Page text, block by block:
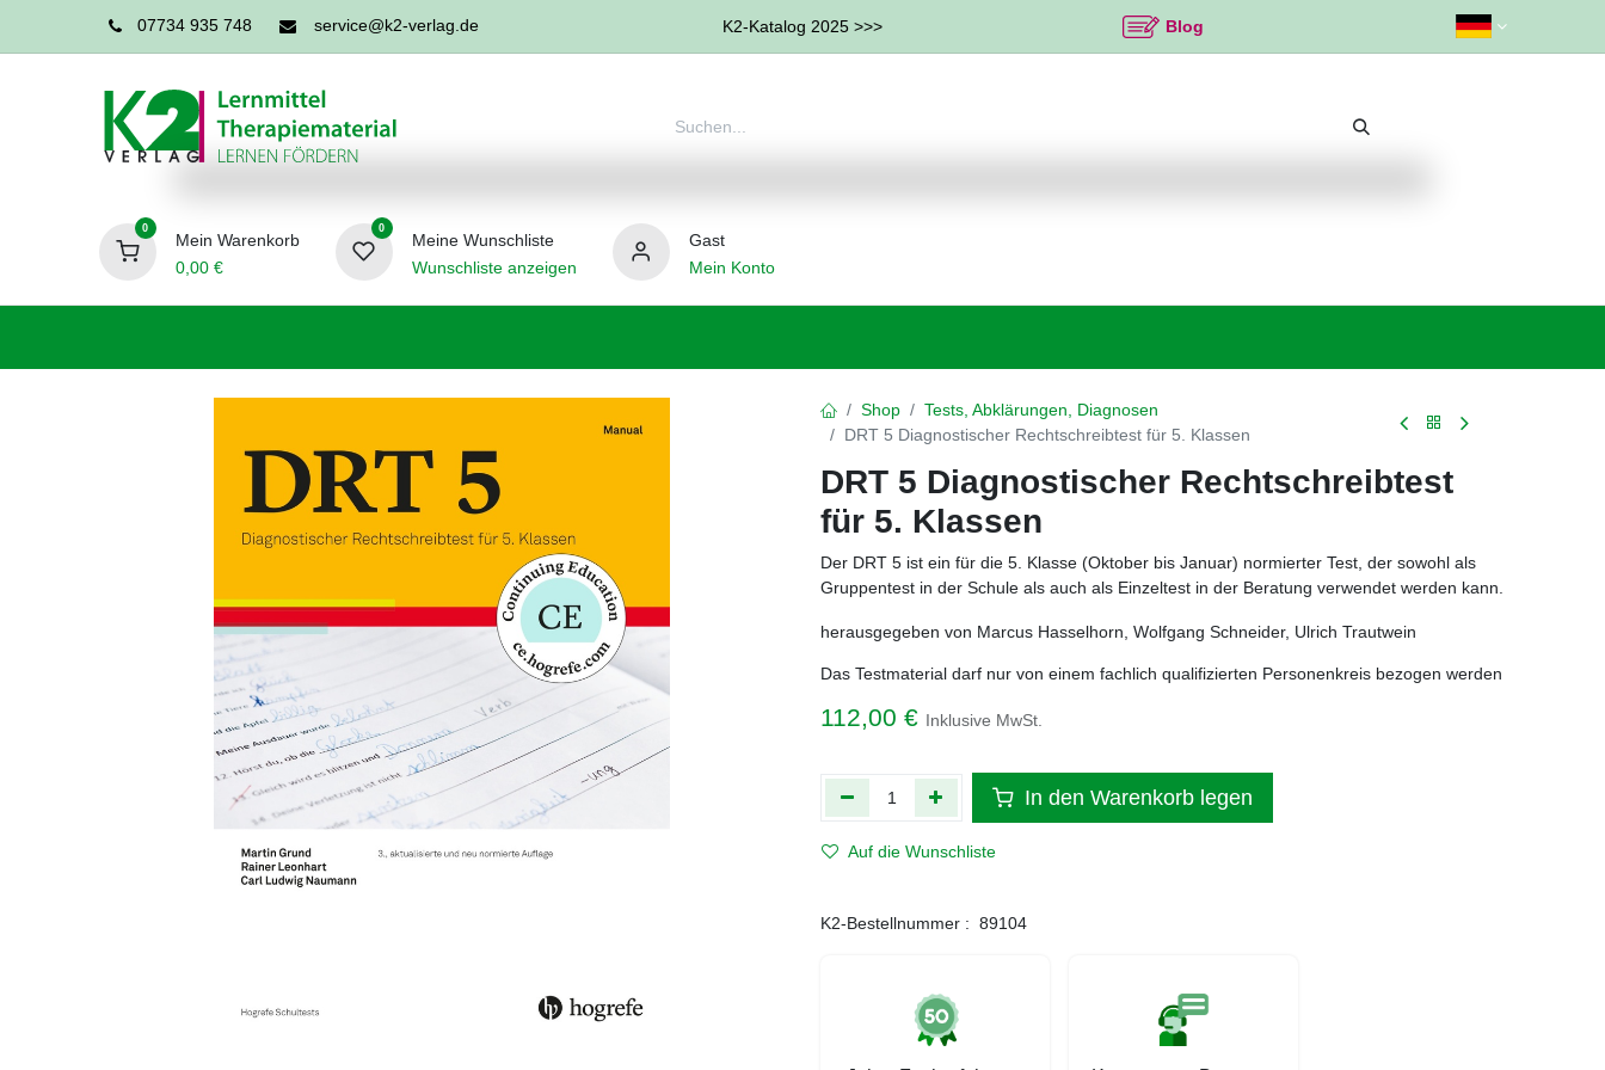
07734 935 748 service@k2-verlag.de K2-Katalog 2025 >>> Blog
0
Mein Warenkorb
0,00€
0
Meine Wunschliste
Wunschliste anzeigen
Gast
Mein Konto
Shop
Tests, Abklärungen, Diagnosen
DRT 5 Diagnostischer Rechtschreibtest für 5. Klassen
DRT 5 Diagnostischer Rechtschreibtest
für 5. Klassen
Der DRT 5 ist ein für die 5. Klasse (Oktober bis Januar) normierter Test, der sowohl als
Gruppentest in der Schule als auch als Einzeltest in der Beratung verwendet werden kann.
herausgegeben von Marcus Hasselhorn, Wolfgang Schneider, Ulrich Trautwein
Das Testmaterial darf nur von einem fachlich qualifizierten Personenkreis bezogen werden
112,00 € Inklusive MwSt.
In den Warenkorb legen
Auf die Wunschliste
K2-Bestellnummer : 89104